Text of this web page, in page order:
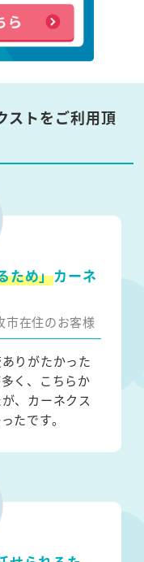
ストをご利用頂
ため」カーネ
市在住のお客様
りがたかった
く、こちらか
、カーネクス
たです。